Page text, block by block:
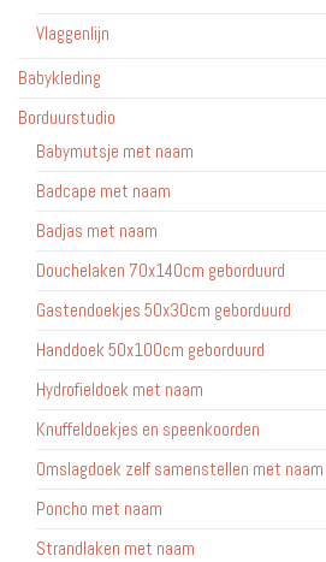
Vlaggenlijn
Babykleding
Borduurstudio
Babymutsje met naam
Badcape met naam
Badjas met naam
Douchelaken 70x140cm geborduurd
Gastendoekjes 50x30cm geborduurd
Handdoek 50x100cm geborduurd
Hydrofieldoek met naam
Knuffeldoekjes en speenkoorden
Omslagdoek zelf samenstellen met naam
Poncho met naam
Strandlaken met naam